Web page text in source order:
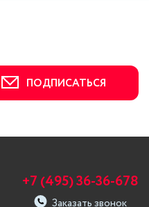
ПОДПИСАТЬСЯ
+7 (495) 36-36-678
Заказать звонок